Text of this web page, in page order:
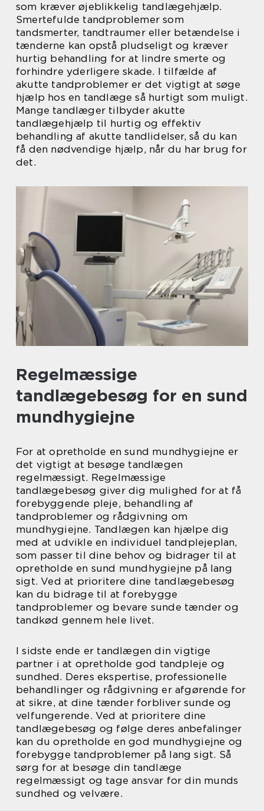
som kræver øjeblikkelig tandlægehjælp.
Smertefulde tandproblemer som
tandsmerter, tandtraumer eller betændelse i
tænderne kan opstå pludseligt og kræver
hurtig behandling for at lindre smerte og
forhindre yderligere skade. I tilfælde af
akutte tandproblemer er det vigtigt at søge
hjælp hos en tandlæge så hurtigt som muligt.
Mange tandlæger tilbyder akutte
tandlægehjælp til hurtig og effektiv
behandling af akutte tandlidelser, så du kan
få den nødvendige hjælp, når du har brug for
det.
Regelmæssige
tandlægebesøg for en sund
mundhygiejne
For at opretholde en sund mundhygiejne er
det vigtigt at besøge tandlægen
regelmæssigt. Regelmæssige
tandlægebesøg giver dig mulighed for at få
forebyggende pleje, behandling af
tandproblemer og rådgivning om
mundhygiejne. Tandlægen kan hjælpe dig
med at udvikle en individuel tandplejeplan,
som passer til dine behov og bidrager til at
opretholde en sund mundhygiejne på lang
sigt. Ved at prioritere dine tandlægebesøg
kan du bidrage til at forebygge
tandproblemer og bevare sunde tænder og
tandkød gennem hele livet.
I sidste ende er tandlægen din vigtige
partner i at opretholde god tandpleje og
sundhed. Deres ekspertise, professionelle
behandlinger og rådgivning er afgørende for
at sikre, at dine tænder forbliver sunde og
velfungerende. Ved at prioritere dine
tandlægebesøg og følge deres anbefalinger
kan du opretholde en god mundhygiejne og
forebygge tandproblemer på lang sigt. Så
sørg for at besøge din tandlæge
regelmæssigt og tage ansvar for din munds
sundhed og velvære.